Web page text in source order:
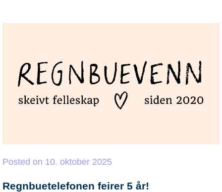
Posted on 10. oktober 2025
Regnbuetelefonen feirer 5 år!